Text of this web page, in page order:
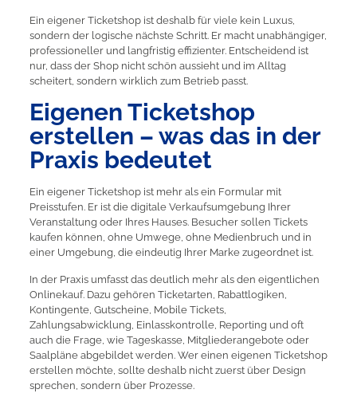
Ein eigener Ticketshop ist deshalb für viele kein Luxus,
sondern der logische nächste Schritt. Er macht unabhängiger,
professioneller und langfristig effizienter. Entscheidend ist
nur, dass der Shop nicht schön aussieht und im Alltag
scheitert, sondern wirklich zum Betrieb passt.
Eigenen Ticketshop
erstellen – was das in der
Praxis bedeutet
Ein eigener Ticketshop ist mehr als ein Formular mit
Preisstufen. Er ist die digitale Verkaufsumgebung Ihrer
Veranstaltung oder Ihres Hauses. Besucher sollen Tickets
kaufen können, ohne Umwege, ohne Medienbruch und in
einer Umgebung, die eindeutig Ihrer Marke zugeordnet ist.
In der Praxis umfasst das deutlich mehr als den eigentlichen
Onlinekauf. Dazu gehören Ticketarten, Rabattlogiken,
Kontingente, Gutscheine, Mobile Tickets,
Zahlungsabwicklung, Einlasskontrolle, Reporting und oft
auch die Frage, wie Tageskasse, Mitgliederangebote oder
Saalpläne abgebildet werden. Wer einen eigenen Ticketshop
erstellen möchte, sollte deshalb nicht zuerst über Design
sprechen, sondern über Prozesse.